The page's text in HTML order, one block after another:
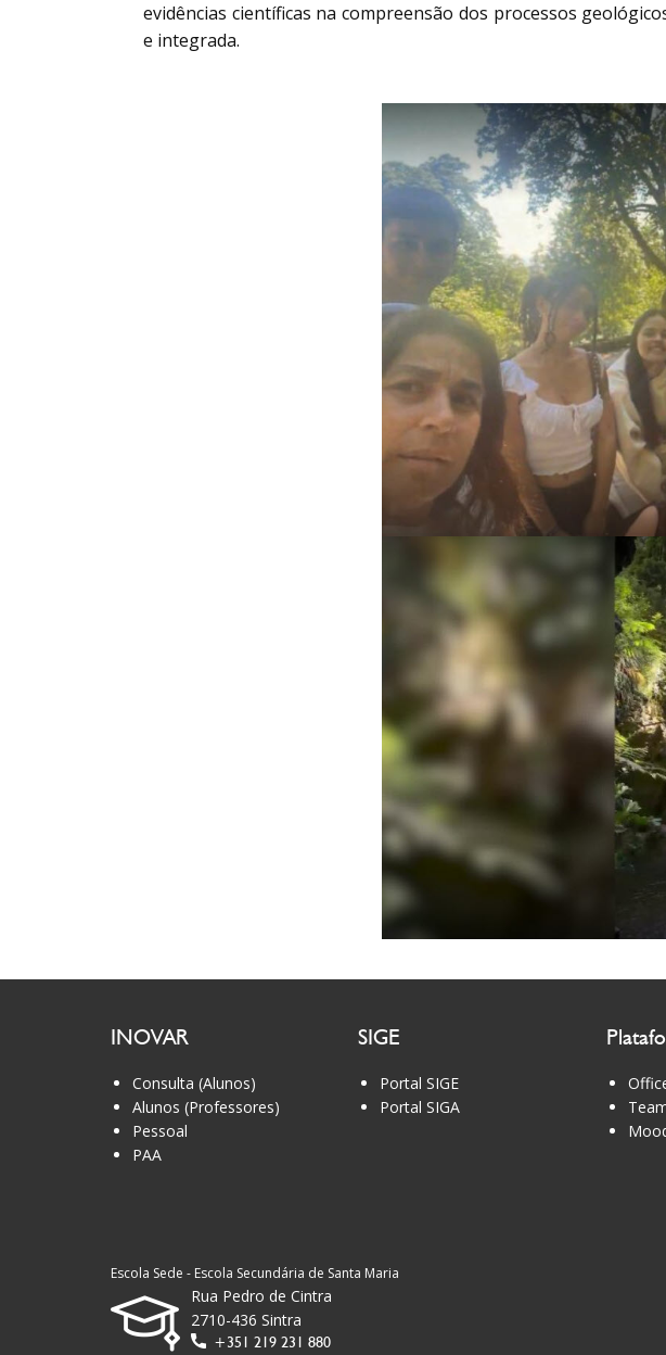
evidências científicas na compreensão dos processos
e integrada.
INOVAR
Consulta (Alunos)
Alunos (Professores)
Pessoal
PAA
SIGE
Portal SIGE
Portal SIGA
Escola Sede - Escola Secundária de Santa Maria
Rua Pedro de Cintra
2710-436 Sintra
+351 219 231 880